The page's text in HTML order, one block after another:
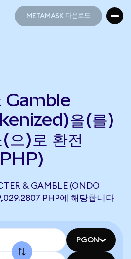
METAMASK 다운로드
을(를)
으)로 환전
& GAMBLE (ONDO
PHP에 해당합니다
PGON